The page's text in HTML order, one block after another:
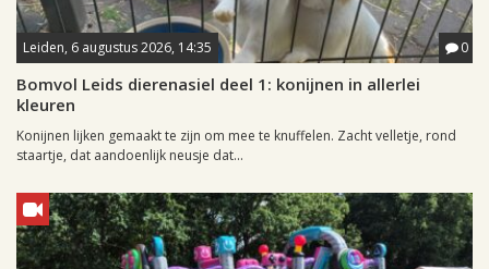
Leiden, 6 augustus 2026, 14:35 0
Bomvol Leids dierenasiel deel 1: konijnen in allerlei
kleuren
Konijnen lijken gemaakt te zijn om mee te knuffelen. Zacht velletje, rond
staartje, dat aandoenlijk neusje dat...